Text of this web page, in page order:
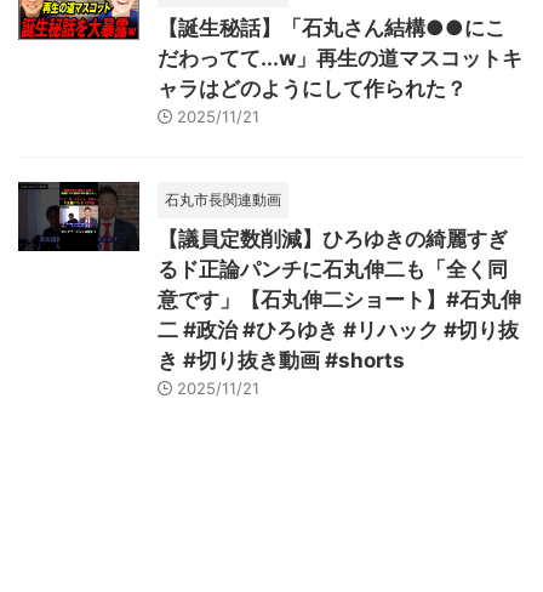
【誕生秘話】「石丸さん結構●●にこ
だわってて...w」再生の道マスコットキ
ャラはどのようにして作られた？
2025/11/21
石丸市長関連動画
【議員定数削減】ひろゆきの綺麗すぎ
るド正論パンチに石丸伸二も「全く同
意です」【石丸伸二ショート】#石丸伸
二 #政治 #ひろゆき #リハック #切り抜
き #切り抜き動画 #shorts
2025/11/21